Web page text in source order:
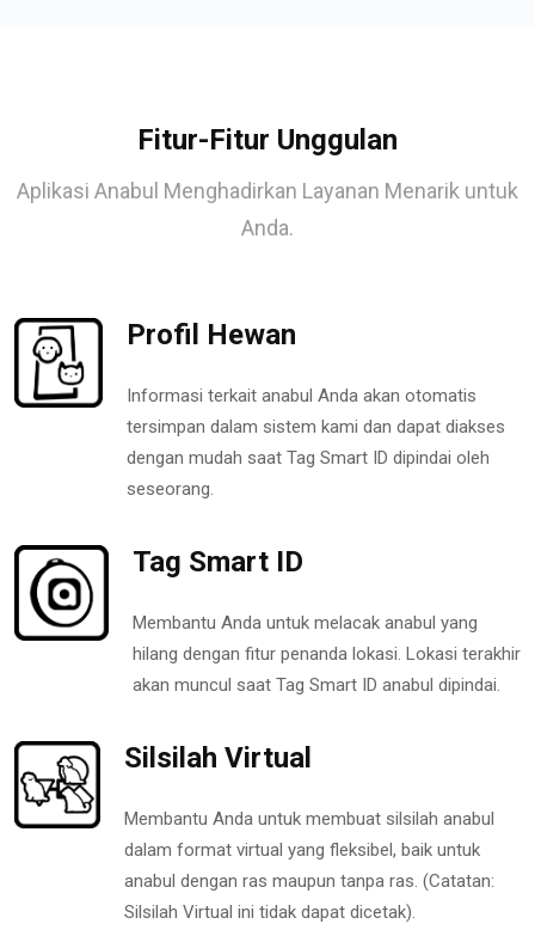
Fitur-Fitur Unggulan
Aplikasi Anabul Menghadirkan Layanan Menarik untuk
Anda.
Profil Hewan
Informasi terkait anabul Anda akan otomatis
tersimpan dalam sistem kami dan dapat diakses
dengan mudah saat Tag Smart ID dipindai oleh
seseorang.
Tag Smart ID
Membantu Anda untuk melacak anabul yang
hilang dengan fitur penanda lokasi. Lokasi terakhir
akan muncul saat Tag Smart ID anabul dipindai.
Silsilah Virtual
Membantu Anda untuk membuat silsilah anabul
dalam format virtual yang fleksibel, baik untuk
anabul dengan ras maupun tanpa ras. (Catatan:
Silsilah Virtual ini tidak dapat dicetak).